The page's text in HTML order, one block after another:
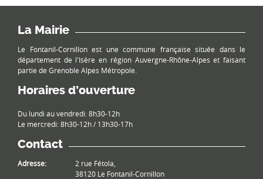
La Mairie
Le Fontanil-Cornillon est une commune française située dans le
département de l'Isère en région Auvergne-Rhône-Alpes et faisant
partie de Grenoble Alpes Métropole.
Horaires d’ouverture
Du lundi au vendredi: 8h30-12h
Le mercredi: 8h30-12h / 13h30-17h
Contact
Adresse:
2 rue Fétola,
38120 Le Fontanil-Cornillon